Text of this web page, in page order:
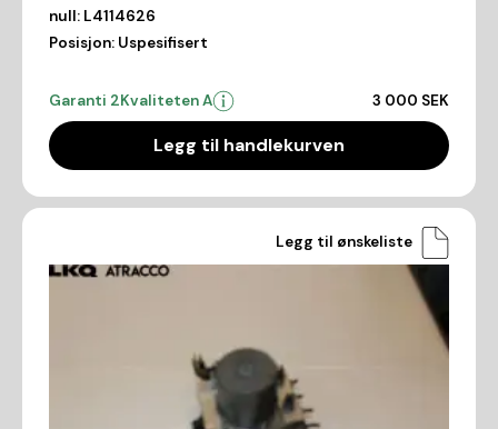
null: L4114626
Posisjon: Uspesifisert
Garanti 2Kvaliteten A 3 000 SEK
Legg til handlekurven
Legg til ønskeliste